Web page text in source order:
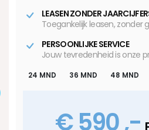
LEASEN ZONDER
Toegankelijk leasen, zonder
PERSOONLIJKE SERVICE
Jouw tevredenheid is onze
24 MND 36 MND 48 MND
€ 590 ,-